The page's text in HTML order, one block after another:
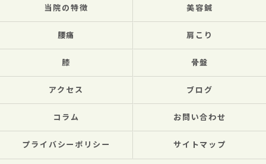
当院の特徴 美容鍼
腰痛 肩こり
膝 骨盤
アクセス ブログ
コラム お問い合わせ
プライバシーポリシー サイトマップ